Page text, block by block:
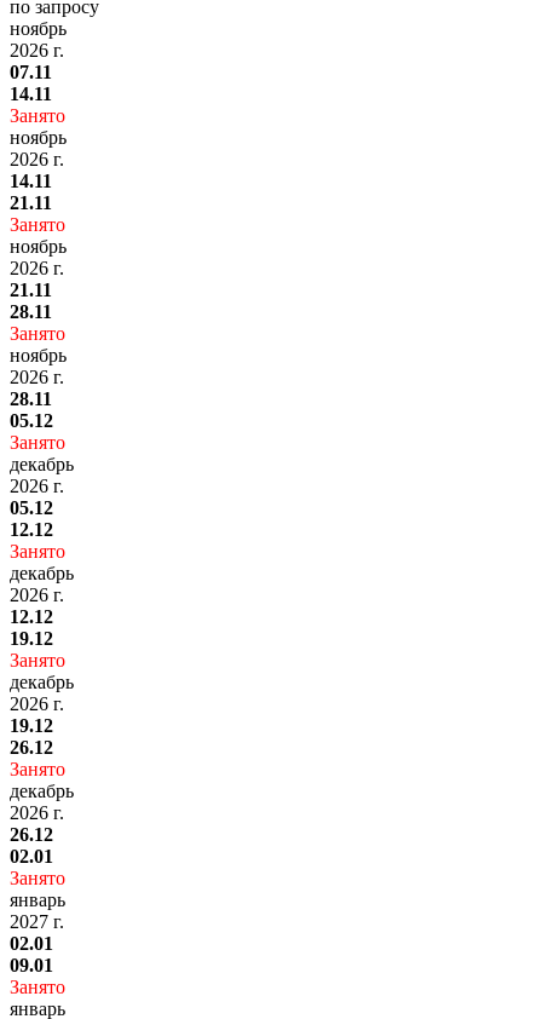
по запросу
ноябрь
2026 г.
07.11
14.11
Занято
ноябрь
2026 г.
14.11
21.11
Занято
ноябрь
2026 г.
21.11
28.11
Занято
ноябрь
2026 г.
28.11
05.12
Занято
декабрь
2026 г.
05.12
12.12
Занято
декабрь
2026 г.
12.12
19.12
Занято
декабрь
2026 г.
19.12
26.12
Занято
декабрь
2026 г.
26.12
02.01
Занято
январь
2027 г.
02.01
09.01
Занято
январь